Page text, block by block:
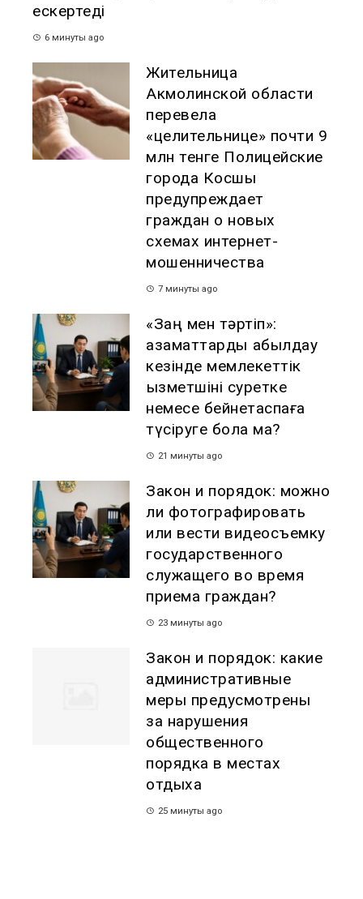
ескертеді
6 минуты ago
Жительница
Акмолинской области
перевела
«целительнице» почти 9
млн тенге Полицейские
города Косшы
предупреждает
граждан о новых
схемах интернет-
мошенничества
7 минуты ago
«Заң мен тәртіп»:
азаматтарды қабылдау
кезінде мемлекеттік
қызметшіні суретке
немесе бейнетаспаға
түсіруге бола ма?
21 минуты ago
Закон и порядок: можно
ли фотографировать
или вести видеосъемку
государственного
служащего во время
приема граждан?
23 минуты ago
Закон и порядок: какие
административные
меры предусмотрены
за нарушения
общественного
порядка в местах
отдыха
25 минуты ago